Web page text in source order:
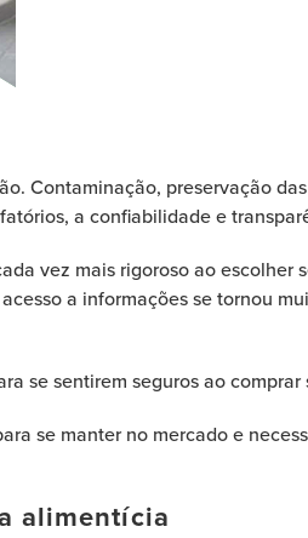
Contaminação, preservação
a confiabilidade e
vez mais rigoroso ao
a informações se tornou
se sentirem seguros ao
se manter no mercado e
alimentícia